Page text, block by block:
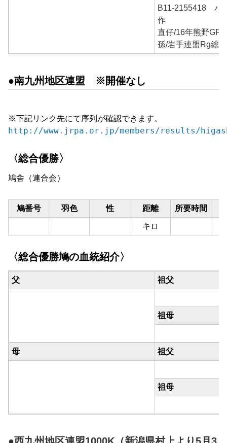
B11-2155418 バ
作
直仔/16年熊野
孫/岩手連盟Rg総
●南九州地区連盟 ※開催なし
※下記リンク先にて序列が確認できます。
http://www.jrpa.or.jp/members/results/
〈総合優勝〉
鳩舎（連合会）
鳩番号 羽色 性 距離 所要時間
キロ
〈総合優勝鳩の血統紹介〉
父 祖父
祖母
母 祖父
祖母